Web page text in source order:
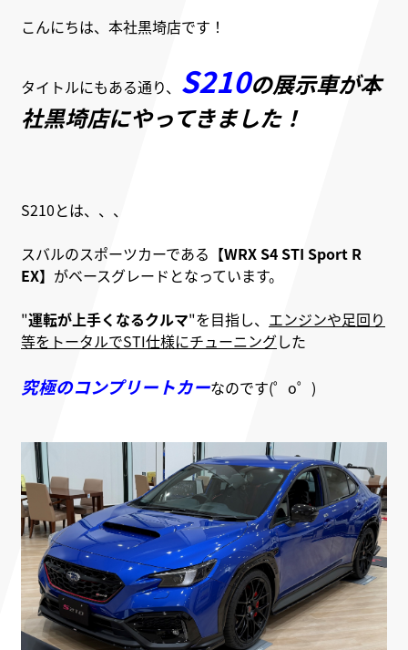
こんにちは、本社黒埼店です！
タイトルにもある通り、 S210の展示車が本
社黒埼店にやってきました！
S210とは、、、
スバルのスポーツカーである 【WRX S4 STI Sport R
EX】 がベースグレードとなっています。
"運転が上手くなるクルマ"を目指し、 エンジンや足回り
等をトータルでSTI仕様にチューニングした
究極のコンプリートカーなのです(゜o゜)